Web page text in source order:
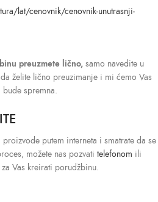
lat/cenovnik/cenovnik-unutrasnji-
preuzmete lično, samo navedite u
želite lično preuzimanje i mi ćemo Vas
bude spremna.
putem interneta i smatrate da se
možete nas pozvati telefonom ili
Vas kreirati porudžbinu.